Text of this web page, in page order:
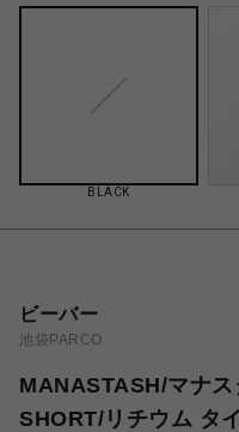
BLACK
ビーバー
池袋PARCO
MANASTASH/マナ
SHORT/リチウム タ